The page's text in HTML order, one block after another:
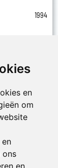
en
om
ons
en
1994